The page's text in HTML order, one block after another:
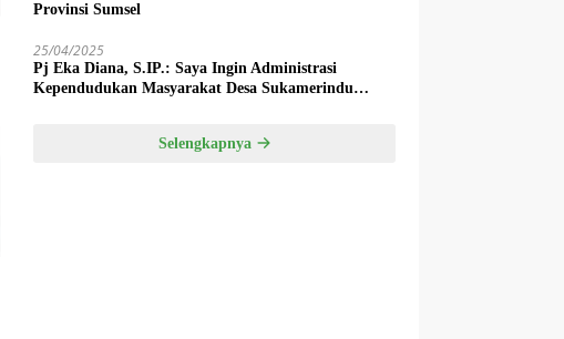
Provinsi Sumsel
25/04/2025
Pj Eka Diana, S.IP.: Saya Ingin Administrasi
Kependudukan Masyarakat Desa Sukamerindu
Selengkapnya